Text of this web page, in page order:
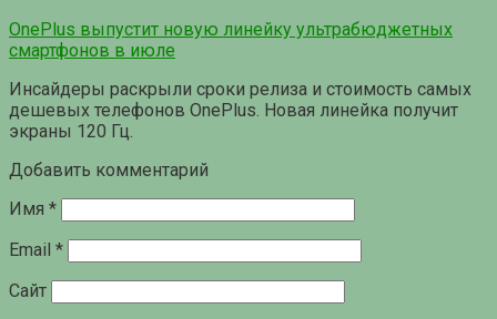
OnePlus выпустит новую линейку ультрабюджетных
смартфонов в июле
Инсайдеры раскрыли сроки релиза и стоимость самых
дешевых телефонов OnePlus. Новая линейка получит
экраны 120 Гц.
Добавить комментарий
Имя *
Email *
Сайт